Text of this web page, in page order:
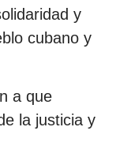
y
cubano y
a que
la justicia y